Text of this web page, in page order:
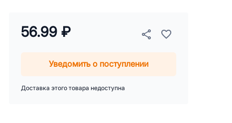
56.99 ₽
Уведомить о поступлении
Доставка этого товара недоступна